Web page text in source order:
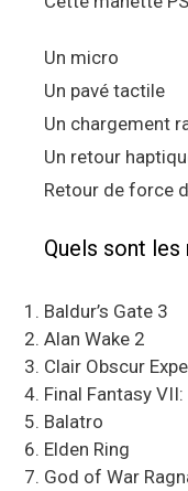
Un micro
Un pavé tactile
Un chargement
Un retour
Retour de force
Quels sont les
Baldur’s Gate 3
Alan Wake 2
Clair Obscur
Final Fantasy VII:
Balatro
Elden Ring
God of War